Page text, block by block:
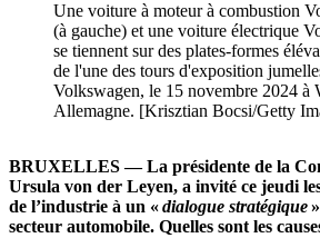
Une voiture à moteur à combustion
(à gauche) et une voiture électrique
se tiennent sur des plates-formes
de l'une des tours d'exposition
Volkswagen, le 15 novembre 2024 à
Allemagne. [Krisztian Bocsi/Getty
BRUXELLES — La présidente de la
Ursula von der Leyen, a invité ce jeudi
de l’industrie à un «dialogue stratégique
secteur automobile. Quelles sont les